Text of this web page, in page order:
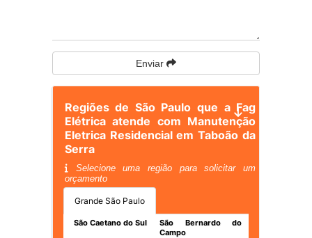
Enviar
Regiões de São Paulo que a Fag
Elétrica atende com Manutenção
Eletrica Residencial em Taboão da
Serra
Selecione uma região para solicitar um
orçamento
Grande São Paulo
São Caetano do Sul
São Bernardo do
Campo